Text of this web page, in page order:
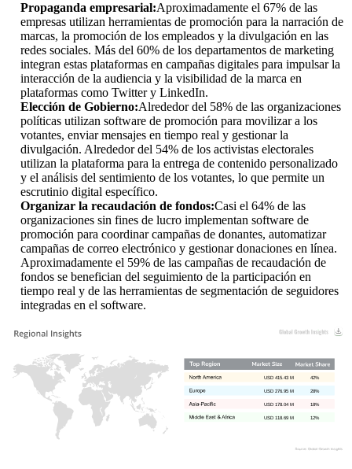
Propaganda empresarial:Aproximadamente el 67% de las
empresas utilizan herramientas de promoción para la narración de
marcas, la promoción de los empleados y la divulgación en las
redes sociales. Más del 60% de los departamentos de marketing
integran estas plataformas en campañas digitales para impulsar la
interacción de la audiencia y la visibilidad de la marca en
plataformas como Twitter y LinkedIn.
Elección de Gobierno:Alrededor del 58% de las organizaciones
políticas utilizan software de promoción para movilizar a los
votantes, enviar mensajes en tiempo real y gestionar la
divulgación. Alrededor del 54% de los activistas electorales
utilizan la plataforma para la entrega de contenido personalizado
y el análisis del sentimiento de los votantes, lo que permite un
escrutinio digital específico.
Organizar la recaudación de fondos:Casi el 64% de las
organizaciones sin fines de lucro implementan software de
promoción para coordinar campañas de donantes, automatizar
campañas de correo electrónico y gestionar donaciones en línea.
Aproximadamente el 59% de las campañas de recaudación de
fondos se benefician del seguimiento de la participación en
tiempo real y de las herramientas de segmentación de seguidores
integradas en el software.
12%
USD 118.69 M
18%
USD 178.04 M
28%
USD 276.95 M
42%
USD 415.43 M